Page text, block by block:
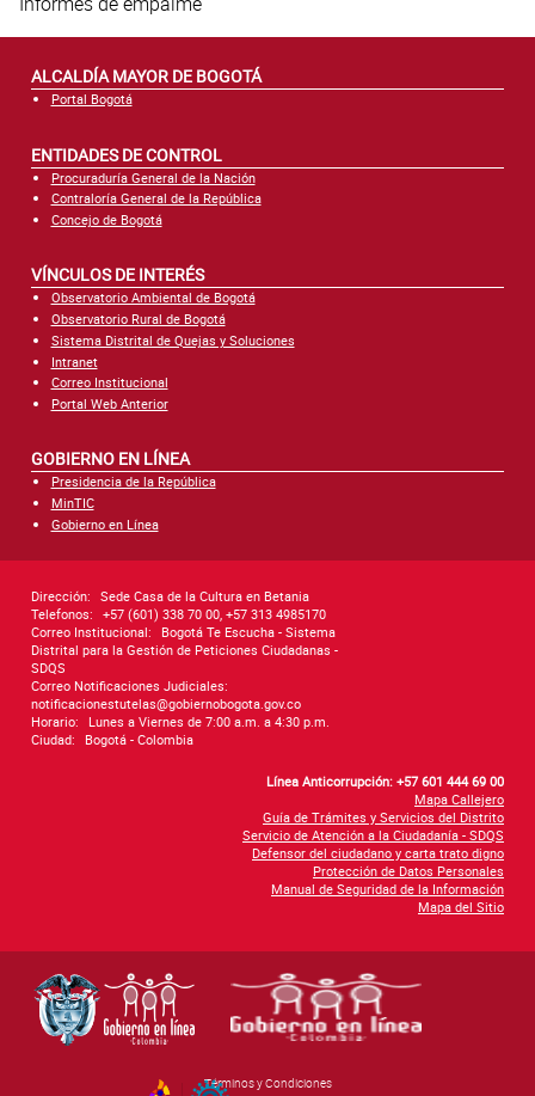
ALCALDÍA MAYOR DE BOGOTÁ
Portal Bogotá
ENTIDADES DE CONTROL
Procuraduría General de la Nación
Contraloría General de la República
Concejo de Bogotá
VÍNCULOS DE INTERÉS
Observatorio Ambiental de Bogotá
Observatorio Rural de Bogotá
Sistema Distrital de Quejas y Soluciones
Intranet
Correo Institucional
Portal Web Anterior
GOBIERNO EN LÍNEA
Presidencia de la República
MinTIC
Gobierno en Línea
Dirección: Sede Casa de la Cultura en Betania
Telefonos: +57 (601) 338 70 00, +57 313 4985170
Correo Institucional:
Bogotá Te Escucha - Sistema
Distrital para la Gestión de Peticiones Ciudadanas -
SDQS
Correo Notificaciones Judiciales:
notificacionestutelas@gobiernobogota.gov.co
Horario:
Lunes a Viernes de 7:00 a.m. a 4:30 p.m.
Ciudad:
Bogotá - Colombia
Línea Anticorrupción: +57 601 444 69 00
Mapa Callejero
Guía de Trámites y Servicios del Distrito
Servicio de Atención a la Ciudadanía - SDQS
Defensor del ciudadano y carta trato digno
Protección de Datos Personales
Manual de Seguridad de la Información
Mapa del Sitio
Términos y Condiciones